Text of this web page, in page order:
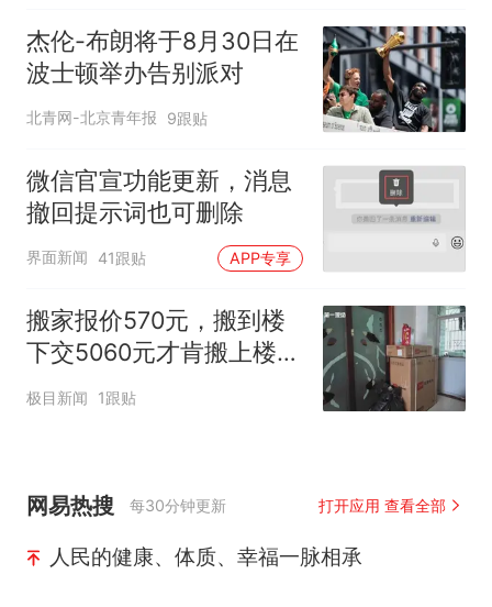
杰伦-布朗将于8月30日在
波士顿举办告别派对
北青网-北京青年报 9跟贴
微信官宣功能更新，消息
撤回提示词也可删除
界面新闻 41跟贴 APP专享
搬家报价570元，搬到楼
下交5060元才肯搬上楼！
女子傻眼了
极目新闻 1跟贴
网易热搜 每30分钟更新 打开应用 查看全部
人民的健康、体质、幸福一脉相承